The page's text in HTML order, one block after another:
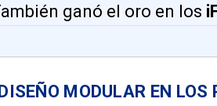
ganó el oro en los
MODULAR EN LOS